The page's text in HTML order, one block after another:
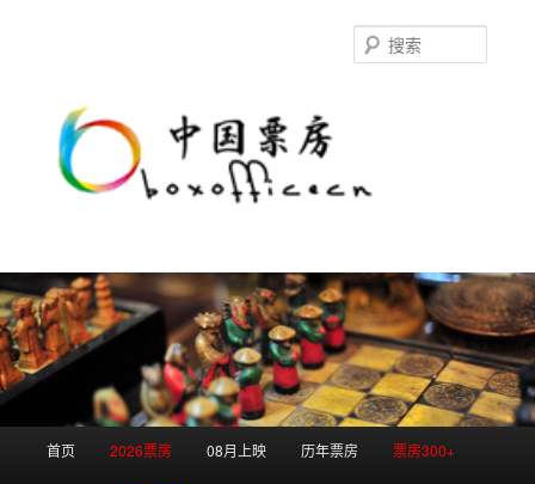
首页 2026票房 08月上映 历年票房 票房300+